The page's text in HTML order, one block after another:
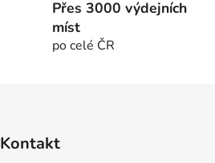
Přes 3000 výdejních
míst
po celé ČR
Kontakt